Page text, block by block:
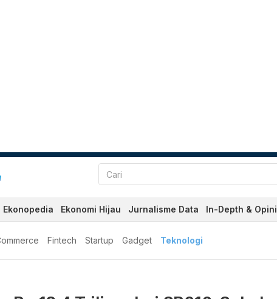
Ekonopedia Ekonomi Hijau Jurnalisme Data In-Depth & Opini
Fintech Startup Gadget Teknologi